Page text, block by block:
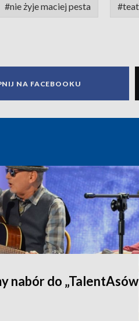
#nie żyje maciej pesta
NA FACEBOOKU
nabór do „TalentAsów